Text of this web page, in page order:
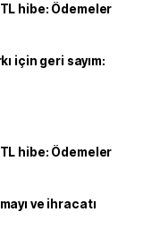
hibe: Ödemeler
için geri sayım:
hibe: Ödemeler
ve ihracatı